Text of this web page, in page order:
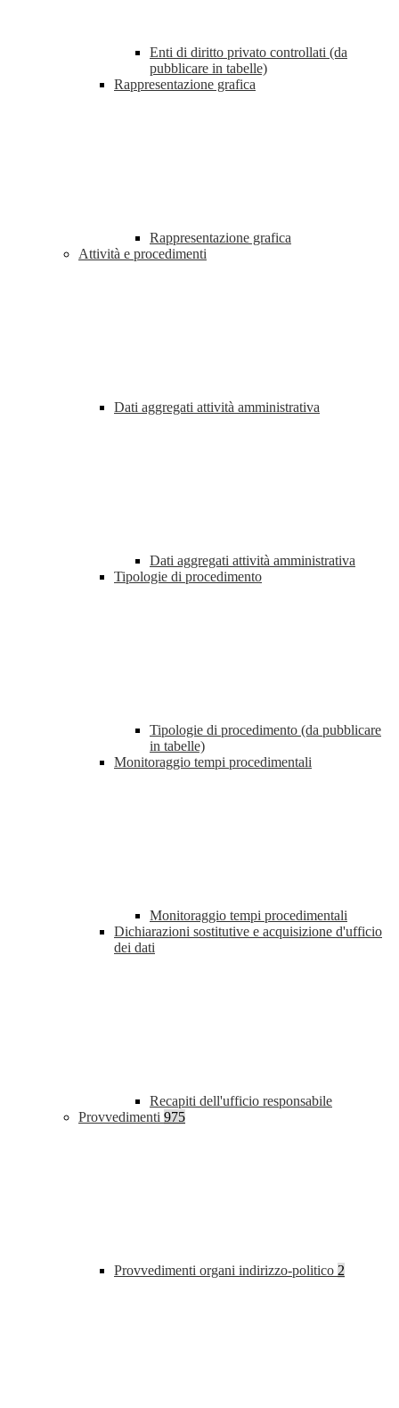
Enti di diritto privato controllati (da
pubblicare in tabelle)
Rappresentazione grafica
Rappresentazione grafica
Attività e procedimenti
Dati aggregati attività amministrativa
Dati aggregati attività amministrativa
Tipologie di procedimento
Tipologie di procedimento (da pubblicare
in tabelle)
Monitoraggio tempi procedimentali
Monitoraggio tempi procedimentali
Dichiarazioni sostitutive e acquisizione d'ufficio
dei dati
Recapiti dell'ufficio responsabile
Provvedimenti 975
Provvedimenti organi indirizzo-politico 2